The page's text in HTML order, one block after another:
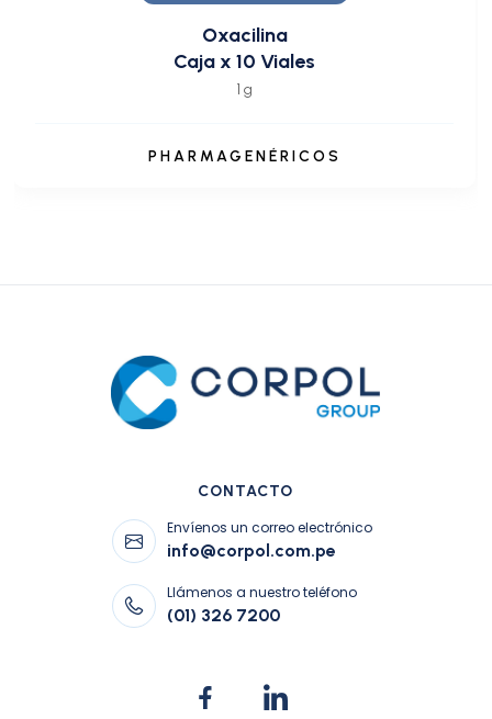
Oxacilina
Caja x 10 Viales
1 g
PHARMAGENÉRICOS
CONTACTO
Envíenos un correo electrónico
info@corpol.com.pe
Llámenos a nuestro teléfono
(01) 326 7200